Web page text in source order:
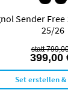
Sender Free
25/26
399,00
Set erstellen &